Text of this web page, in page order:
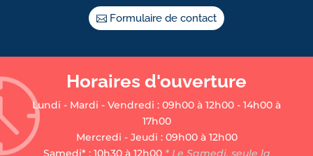
Formulaire de contact
Horaires d'ouverture
Lundi - Mardi - Vendredi : 09h00 à 12h00 - 14h00 à
17h00
Mercredi - Jeudi : 09h00 à 12h00
Samedi* : 10h30 à 12h00* Le Samedi, seule la